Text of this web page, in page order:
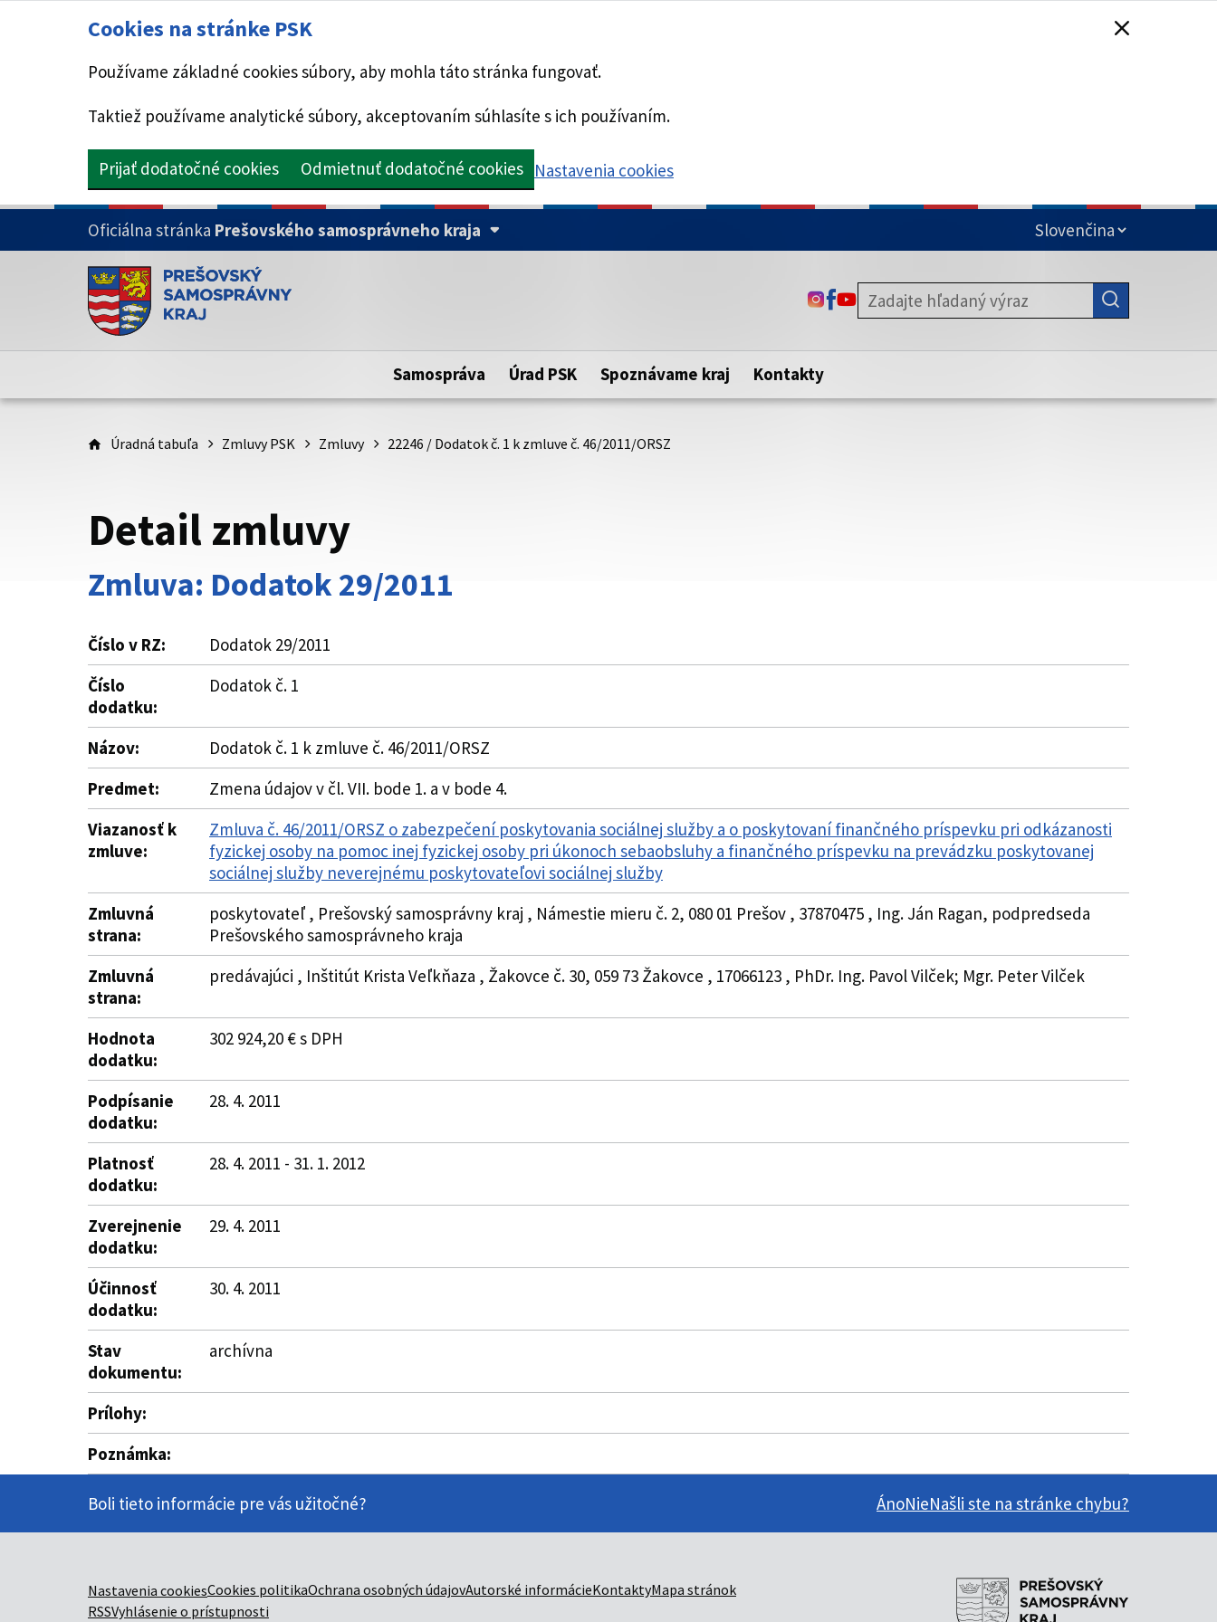
Cookies na stránke PSK
Používame základné cookies súbory, aby mohla táto stránka fungovať.
Taktiež používame analytické súbory, akceptovaním súhlasíte s ich používaním.
Prijať dodatočné cookies Odmietnuť dodatočné cookies Nastavenia cookies
PRESKOČIŤ NA HLAVNÝ OBSAH
Oficiálna stránka Prešovského samosprávneho kraja
Doména psk.sk je oficiálna
Toto je oficiálna webová stránka Prešovského samosprávneho kraja.
Táto stránka je zabezpečená
zabezpečenú webovú stránku. Zabezpečená stránka vždy začína
https:// pred názvom domény webového sídla.
ODKAZ SA OTVORÍ NA NOVEJ KARTE
ODKAZ SA OTVORÍ NA NOVEJ KARTE
ODKAZ SA OTVORÍ NA NOVEJ KARTE
Samospráva Úrad PSK Spoznávame kraj Kontakty
Úradná tabuľa Zmluvy PSK Zmluvy 22246 / Dodatok č. 1 k zmluve č. 46/2011/ORSZ
Detail zmluvy
Zmluva: Dodatok 29/2011
Číslo v RZ:
Dodatok 29/2011
Číslo
dodatku:
Dodatok č. 1
Názov:
Dodatok č. 1 k zmluve č. 46/2011/ORSZ
Predmet:
Zmena údajov v čl. VII. bode 1. a v bode 4.
Viazanosť k
zmluve:
Zmluva č. 46/2011/ORSZ o zabezpečení poskytovania sociálnej služby a o poskytovaní finančného príspevku pri odkázanosti
fyzickej osoby na pomoc inej fyzickej osoby pri úkonoch sebaobsluhy a finančného príspevku na prevádzku poskytovanej
sociálnej služby neverejnému poskytovateľovi sociálnej služby
Zmluvná
strana:
poskytovateľ , Prešovský samosprávny kraj , Námestie mieru č. 2, 080 01 Prešov , 37870475 , Ing. Ján Ragan, podpredseda
Prešovského samosprávneho kraja
Zmluvná
strana:
predávajúci , Inštitút Krista Veľkňaza , Žakovce č. 30, 059 73 Žakovce , 17066123 , PhDr. Ing. Pavol Vilček; Mgr. Peter Vilček
Hodnota
dodatku:
302 924,20 € s DPH
Podpísanie
dodatku:
28. 4. 2011
Platnosť
dodatku:
28. 4. 2011 - 31. 1. 2012
Zverejnenie
dodatku:
29. 4. 2011
Účinnosť
dodatku:
30. 4. 2011
Stav
dokumentu:
archívna
Prílohy:
Poznámka:
Boli tieto informácie pre vás užitočné? ÁnoNieNašli ste na stránke chybu?
Nastavenia cookiesCookies politikaOchrana osobných údajovAutorské informácieKontaktyMapa stránok
RSSVyhlásenie o prístupnosti